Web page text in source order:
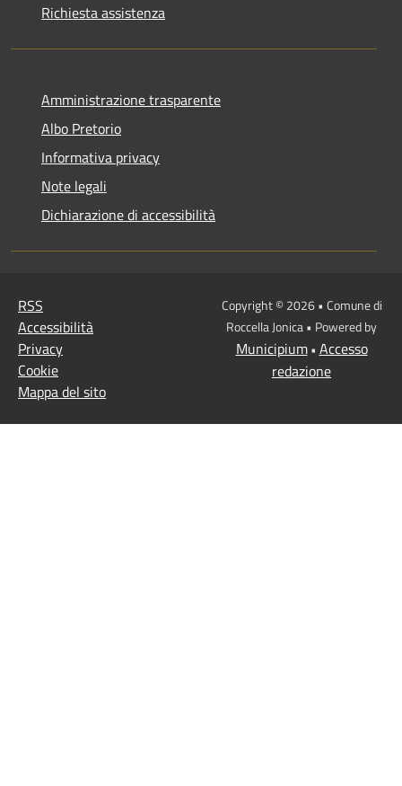
Richiesta assistenza
Amministrazione trasparente
Albo Pretorio
Informativa privacy
Note legali
Dichiarazione di accessibilità
RSS
Accessibilità
Privacy
Cookie
Mappa del sito
Copyright © 2026 • Comune di
Roccella Jonica • Powered by
Municipium• Accesso
redazione